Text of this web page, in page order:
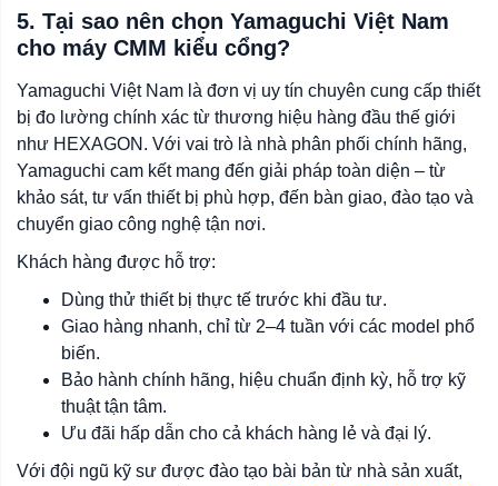
5. Tại sao nên chọn Yamaguchi Việt Nam
cho máy CMM kiểu cổng?
Yamaguchi Việt Nam là đơn vị uy tín chuyên cung cấp thiết
bị đo lường chính xác từ thương hiệu hàng đầu thế giới
như HEXAGON. Với vai trò là nhà phân phối chính hãng,
Yamaguchi cam kết mang đến giải pháp toàn diện – từ
khảo sát, tư vấn thiết bị phù hợp, đến bàn giao, đào tạo và
chuyển giao công nghệ tận nơi.
Khách hàng được hỗ trợ:
Dùng thử thiết bị thực tế trước khi đầu tư.
Giao hàng nhanh, chỉ từ 2–4 tuần với các model phổ
biến.
Bảo hành chính hãng, hiệu chuẩn định kỳ, hỗ trợ kỹ
thuật tận tâm.
Ưu đãi hấp dẫn cho cả khách hàng lẻ và đại lý.
Với đội ngũ kỹ sư được đào tạo bài bản từ nhà sản xuất,